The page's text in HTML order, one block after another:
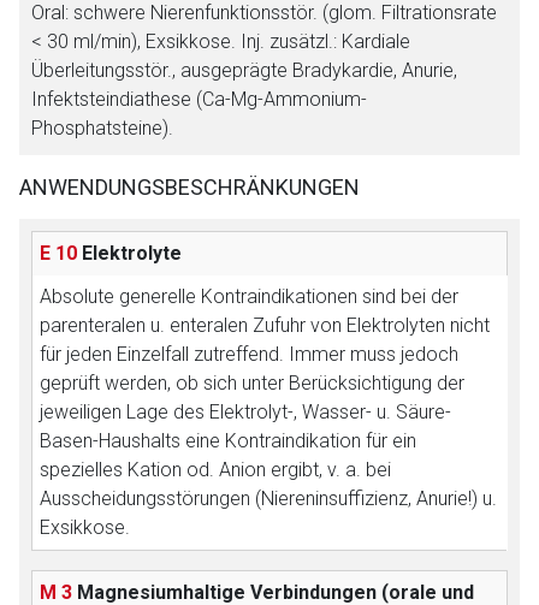
Oral: schwere Nierenfunktionsstör. (glom. Filtrationsrate
< 30 ml/min), Exsikkose. Inj. zusätzl.: Kardiale
Überleitungsstör., ausgeprägte Bradykardie, Anurie,
Infektsteindiathese (Ca-Mg-Ammonium-
Phosphatsteine).
ANWENDUNGSBESCHRÄNKUNGEN
E 10 Elektrolyte
Absolute generelle Kontraindikationen sind bei der
parenteralen u. enteralen Zufuhr von Elektrolyten nicht
für jeden Einzelfall zutreffend. Immer muss jedoch
geprüft werden, ob sich unter Berücksichtigung der
jeweiligen Lage des Elektrolyt-, Wasser- u. Säure-
Basen-Haushalts eine Kontraindikation für ein
spezielles Kation od. Anion ergibt, v. a. bei
Ausscheidungsstörungen (Niereninsuffizienz, Anurie!) u.
Exsikkose.
M 3 Magnesiumhaltige Verbindungen (orale und